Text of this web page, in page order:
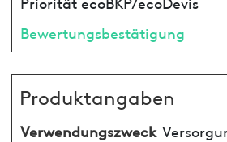
Bewertungsbestätigung
Produktangaben
Verwendungszweck